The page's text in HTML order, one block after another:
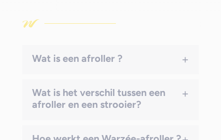
Wat is een afroller ? +
Wat is het verschil tussen een
afroller en een strooier?
+